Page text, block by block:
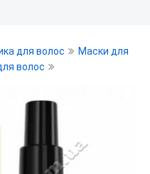
волос
для волос
Маски для
волос